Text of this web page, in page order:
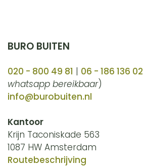
BURO BUITEN
020 - 800 49 81 | 06 - 186 136 02
whatsapp bereikbaar)
info@burobuiten.nl
Kantoor
Krijn Taconiskade 563
1087 HW Amsterdam
Routebeschrijving